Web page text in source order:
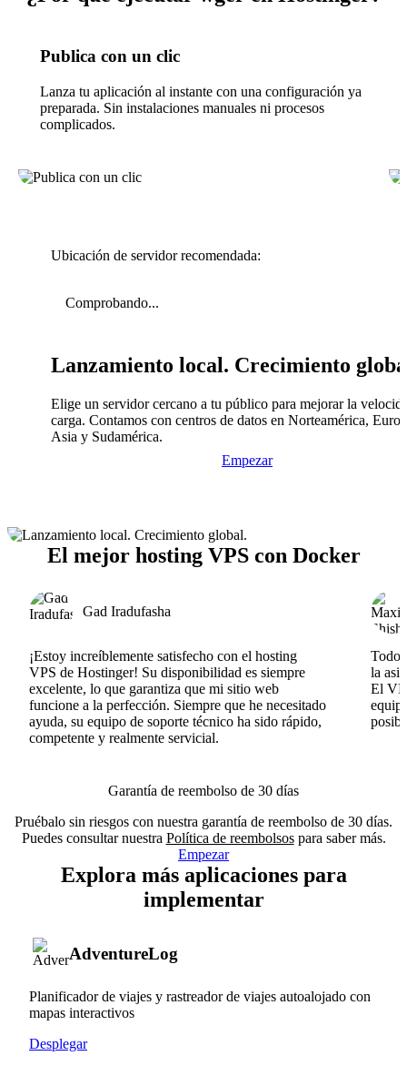
Publica con un clic
Lanza tu aplicación al instante con una configuración ya
preparada. Sin instalaciones manuales ni procesos
complicados.
Ubicación de servidor recomendada:
Comprobando...
Lanzamiento local. Crecimiento
Elige un servidor cercano a tu público para mejorar la
carga. Contamos con centros de datos en Norteamérica,
Asia y Sudamérica.
Empezar
El mejor hosting VPS con Docker
Gad Iradufasha
¡Estoy increíblemente satisfecho con el hosting
VPS de Hostinger! Su disponibilidad es siempre
excelente, lo que garantiza que mi sitio web
funcione a la perfección. Siempre que he necesitado
ayuda, su equipo de soporte técnico ha sido rápido,
competente y realmente servicial.
Todo
la
El
Garantía de reembolso de 30 días
Pruébalo sin riesgos con nuestra garantía de reembolso de 30 días.
Puedes consultar nuestra Política de reembolsospara saber más.
Empezar
Explora más aplicaciones para
implementar
AdventureLog
Planificador de viajes y rastreador de viajes autoalojado con
mapas interactivos
Desplegar